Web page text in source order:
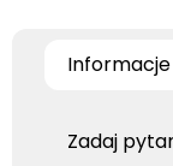
Zadaj